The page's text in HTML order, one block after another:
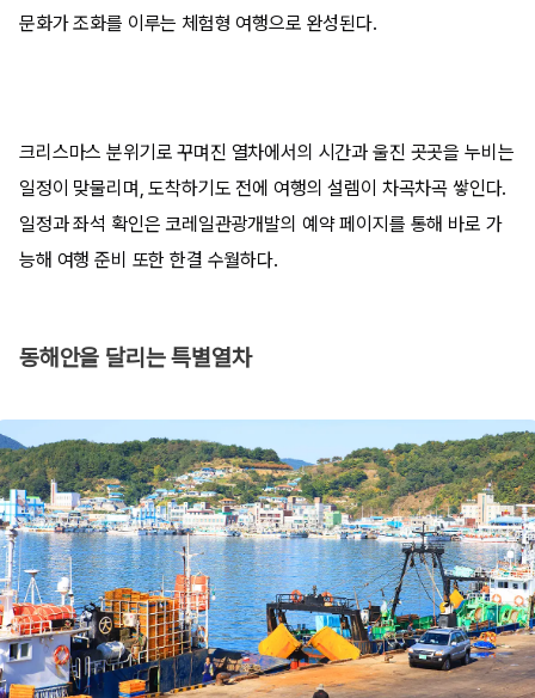
문화가 조화를 이루는 체험형 여행으로 완성된다.
크리스마스 분위기로 꾸며진 열차에서의 시간과 울진 곳곳을 누비는
일정이 맞물리며, 도착하기도 전에 여행의 설렘이 차곡차곡 쌓인다.
일정과 좌석 확인은 코레일관광개발의 예약 페이지를 통해 바로 가
능해 여행 준비 또한 한결 수월하다.
동해안을 달리는 특별열차